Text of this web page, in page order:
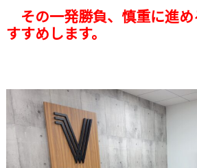
その一発勝負、慎重に進
すすめします。